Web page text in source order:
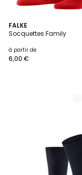
FALKE
Socquettes Family
à partir de
6,00 €
6
Couleurs